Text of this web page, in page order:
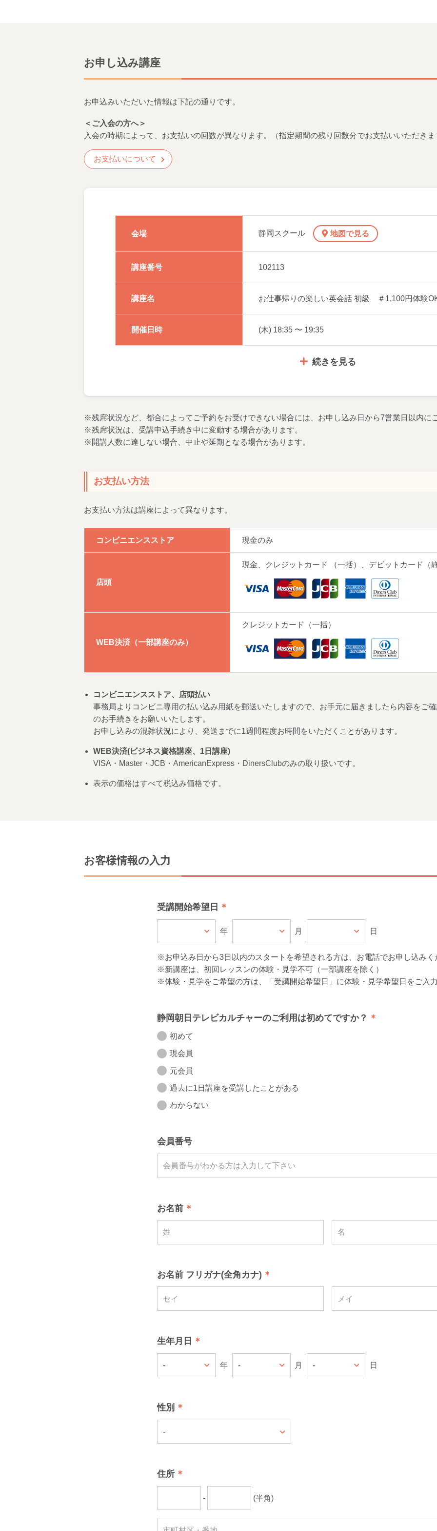
お申し込み講座
お申込みいただいた情報は下記の通りです。
＜ご入会の方へ＞
入会の時期によって、お支払いの回数が異なります。（指定期間の残り回数分でお支払いいただき
お支払いについて
会場 静岡スクール 地図で見る
講座番号 102113
講座名 お仕事帰りの楽しい英会話 初級 ＃1,100円体験
開催日時 (木) 18:35 〜 19:35
続きを見る
※残席状況など、都合によってご予約をお受けできない場合には、お申し込み日から7営業日以内に
※残席状況は、受講申込手続き中に変動する場合があります。
※開講人数に達しない場合、中止や延期となる場合があります。
お支払い方法
お支払い方法は講座によって異なります。
コンビニエンスストア 現金のみ
店頭
現金、クレジットカード （一括）、デビットカード（
WEB決済（一部講座のみ）
クレジットカード（一括）
コンビニエンスストア、店頭払い
事務局よりコンビニ専用の払い込み用紙を郵送いたしますので、お手元に届きましたら内容をご
のお手続きをお願いいたします。
お申し込みの混雑状況により、発送までに1週間程度お時間をいただくことがあります。
WEB決済(ビジネス資格講座、1日講座)
VISA・Master・JCB・AmericanExpress・DinersClubのみの取り扱いです。
表示の価格はすべて税込み価格です。
お客様情報の入力
受講開始希望日
年 月 日
※お申込み日から3日以内のスタートを希望される方は、お電話でお申し込みく
※新講座は、初回レッスンの体験・見学不可（一部講座を除く）
※体験・見学をご希望の方は、「受講開始希望日」に体験・見学希望日をご入力
静岡朝日テレビカルチャーのご利用は初めてですか？
初めて
現会員
元会員
過去に1日講座を受講したことがある
わからない
会員番号
お名前
お名前 フリガナ(全角カナ)
生年月日
年 月 日
性別
住所
- (半角)